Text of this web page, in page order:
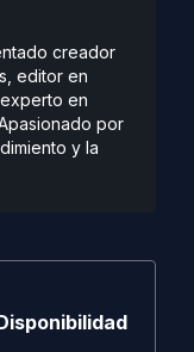
creador
editor en
en
por
y la